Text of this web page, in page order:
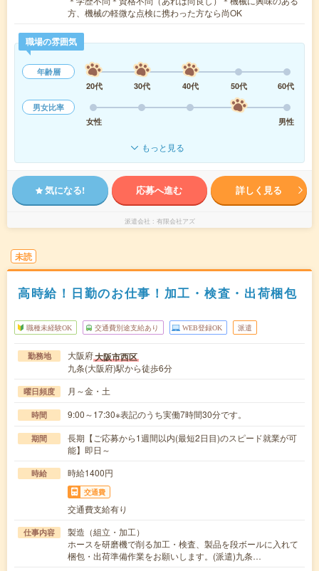
方、機械の軽微な点検に携わった方なら尚OK
職場の雰囲気
年齢層
20代
30代 40代 50代
60代
男女比率
女性
男性
もっと見る
気になる! 応募へ進む 詳しく見る
派遣会社 有限会社アズ
未読
高時給！日勤のお仕事！加工・検査・出荷梱包
職種未経験OK 交通費別途支給あり WEB登録OK 派遣
勤務地 大阪府大阪市西区
九条(大阪府)駅から徒歩6分
曜日頻度 月～金・土
時間 9:00～17:30※表記のうち実働7時間30分です。
期間
長期【ご応募から1週間以内(最短2日目)のスピード就業が可
能】即日～
時給 時給1400円
交通費
交通費支給有り
仕事内容
製造（組立・加工）
ホースを研磨機で削る加工・検査、製品を段ボールに入れて
梱包・出荷準備作業をお願いします。(派遣)九条…